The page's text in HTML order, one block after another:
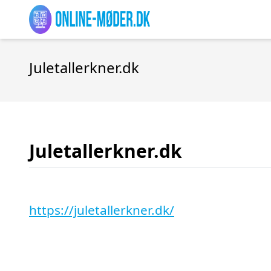
Juletallerkner.dk
Juletallerkner.dk
https://juletallerkner.dk/